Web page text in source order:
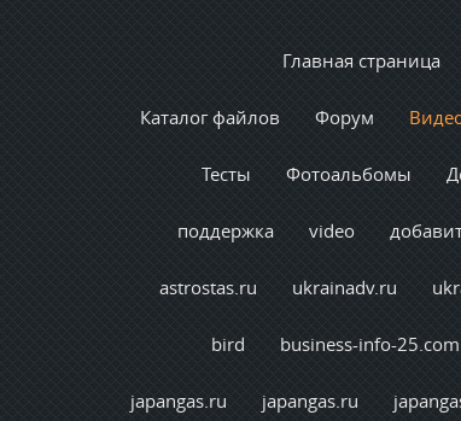
Главная страница
Каталог файлов Форум
Тесты Фотоальбомы
поддержка video
astrostas.ru ukrainadv.ru
bird business-info-25.com
japangas.ru japangas.ru